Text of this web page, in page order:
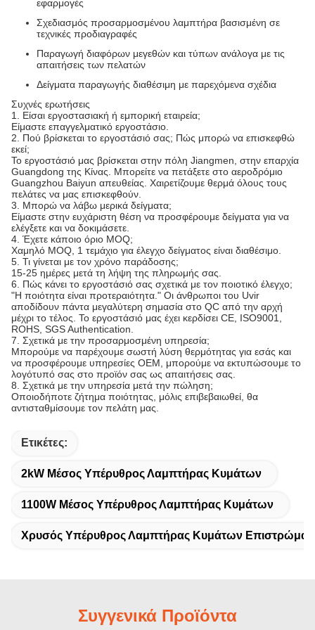
εφαρμογές
Σχεδιασμός προσαρμοσμένου λαμπτήρα βασισμένη σε
τεχνικές προδιαγραφές
Παραγωγή διαφόρων μεγεθών και τύπων ανάλογα με τις
απαιτήσεις των πελατών
Δείγματα παραγωγής διαθέσιμη με παρεχόμενα σχέδια
Συχνές ερωτήσεις
1. Είσαι εργοστασιακή ή εμπορική εταιρεία;
Είμαστε επαγγελματικό εργοστάσιο.
2. Πού βρίσκεται το εργοστάσιό σας; Πώς μπορώ να επισκεφθώ
εκεί;
Το εργοστάσιό μας βρίσκεται στην πόλη Jiangmen, στην επαρχία
Guangdong της Κίνας. Μπορείτε να πετάξετε στο αεροδρόμιο
Guangzhou Baiyun απευθείας. Χαιρετίζουμε θερμά όλους τους
πελάτες να μας επισκεφθούν.
3. Μπορώ να λάβω μερικά δείγματα;
Είμαστε στην ευχάριστη θέση να προσφέρουμε δείγματα για να
ελέγξετε και να δοκιμάσετε.
4. Έχετε κάποιο όριο MOQ;
Χαμηλό MOQ, 1 τεμάχιο για έλεγχο δείγματος είναι διαθέσιμο.
5. Τι γίνεται με τον χρόνο παράδοσης;
15-25 ημέρες μετά τη λήψη της πληρωμής σας.
6. Πώς κάνει το εργοστάσιό σας σχετικά με τον ποιοτικό έλεγχο;
"Η ποιότητα είναι προτεραιότητα." Οι άνθρωποι του Uvir
αποδίδουν πάντα μεγαλύτερη σημασία στο QC από την αρχή
μέχρι το τέλος. Το εργοστάσιό μας έχει κερδίσει CE, ISO9001,
ROHS, SGS Authentication.
7. Σχετικά με την προσαρμοσμένη υπηρεσία;
Μπορούμε να παρέχουμε σωστή λύση θερμότητας για εσάς και
να προσφέρουμε υπηρεσίες OEM, μπορούμε να εκτυπώσουμε το
λογότυπό σας στο προϊόν σας ως απαιτήσεις σας.
8. Σχετικά με την υπηρεσία μετά την πώληση;
Οποιοδήποτε ζήτημα ποιότητας, μόλις επιβεβαιωθεί, θα
αντισταθμίσουμε τον πελάτη μας.
Ετικέτες:
2kW Μέσος Υπέρυθρος Λαμπτήρας Κυμάτων
1100W Μέσος Υπέρυθρος Λαμπτήρας Κυμάτων
Χρυσός Υπέρυθρος Λαμπτήρας Κυμάτων
Συγγενικά Προϊόντα